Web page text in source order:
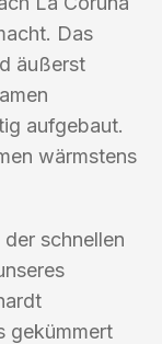
Das
äußerst
aufgebaut.
wärmstens
schnellen
gekümmert